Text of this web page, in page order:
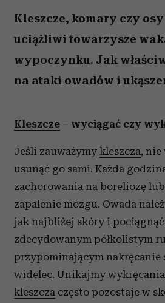
Kleszcze, komary czy
uciążliwi towarzysze
wypoczynku. Jak
na ataki owadów i
Kleszcze – wyciągać czy
Jeśli zauważymy kleszcza, nie
usunąć go sami. Każda
zachorowania na boreliozę
zapalenie mózgu. Owada
jak najbliżej skóry i
zdecydowanym półkolistym
przypominającym nakręcanie
widelec. Unikajmy
kleszcza często pozostaje w